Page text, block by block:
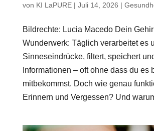
von KI LaPURE| Juli 14, 2026 |
Bildrechte: Lucia Macedo Dein
Wunderwerk: Täglich verarbeitet es
Sinneseindrücke, filtert, speichert
Informationen – oft ohne dass du es
mitbekommst. Doch wie genau
Erinnern und Vergessen? Und